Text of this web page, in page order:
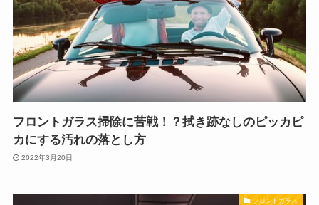
フロントガラス掃除に苦戦！？拭き跡なしのピッカピ
カにする汚れの落とし方
2022年3月20日
フロントガラス